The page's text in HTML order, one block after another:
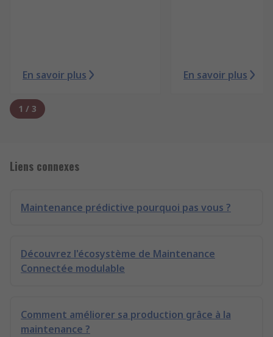
En savoir plus En savoir plus
1 / 3
Liens connexes
Maintenance prédictive pourquoi pas vous ?
Découvrez l'écosystème de Maintenance
Connectée modulable
Comment améliorer sa production grâce à la
maintenance ?